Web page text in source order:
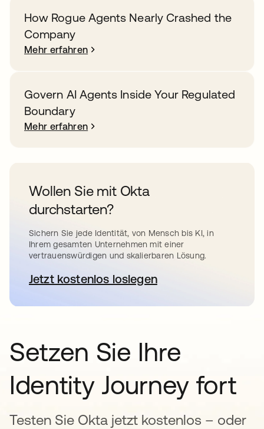
How Rogue Agents Nearly Crashed the
Company
Mehr erfahren
Govern AI Agents Inside Your Regulated
Boundary
Mehr erfahren
Wollen Sie mit Okta
durchstarten?
Sichern Sie jede Identität, von Mensch bis KI, in
Ihrem gesamten Unternehmen mit einer
vertrauenswürdigen und skalierbaren Lösung.
Jetzt kostenlos loslegen
wird in einer neuen
Setzen Sie Ihre
Identity Journey fort
Testen Sie Okta jetzt kostenlos – oder